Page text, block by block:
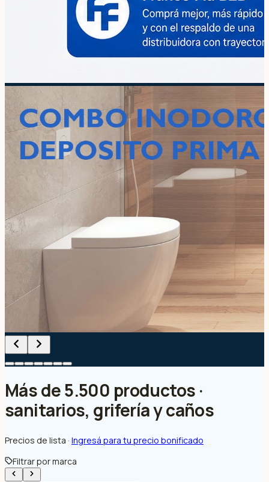
Más de 5.500 productos ·
sanitarios, grifería y caños
Precios de lista · Ingresá para tu precio bonificado
Filtrar por marca